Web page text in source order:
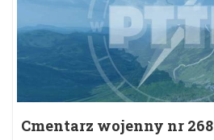
Cmentarz wojenny nr 268